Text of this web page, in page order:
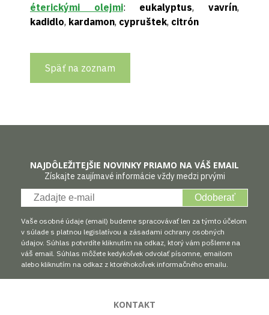
éterickými olejmi: eukalyptus,vavrín,
kadidlo, kardamon, cypruštek, citrón
Späť na zoznam
NAJDÔLEŽITEJŠIE NOVINKY PRIAMO NA VÁŠ EMAIL
Získajte zaujímavé informácie vždy medzi prvými
Odoberať
Vaše osobné údaje (email) budeme spracovávať len za týmto účelom
v súlade s platnou legislatívou a zásadami ochrany osobných
údajov. Súhlas potvrdíte kliknutím na odkaz, ktorý vám pošleme na
váš email. Súhlas môžete kedykoľvek odvolať písomne, emailom
alebo kliknutím na odkaz z ktoréhokoľvek informačného emailu.
KONTAKT